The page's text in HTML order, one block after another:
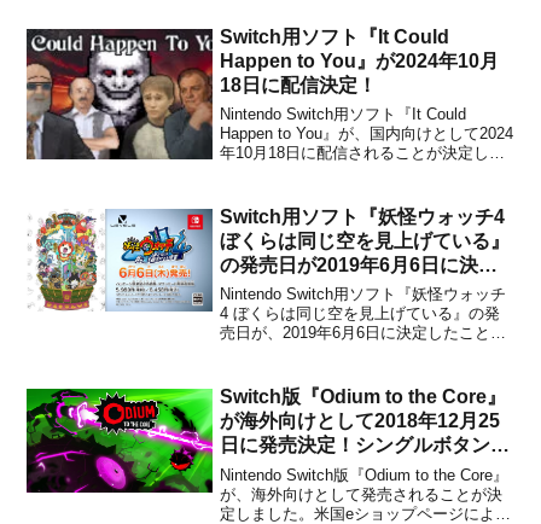
ームです。プレイ可能な4つのゾーンがあ
り、どれにも独自の仕掛...
Switch用ソフト『It Could
Happen to You』が2024年10月
18日に配信決定！
Nintendo Switch用ソフト『It Could
Happen to You』が、国内向けとして2024
年10月18日に配信されることが決定しま
発者のグループPixel Noire Gamesに...
Switch用ソフト『妖怪ウォッチ4
ぼくらは同じ空を見上げている』
の発売日が2019年6月6日に決
定！PVが公開
Nintendo Switch用ソフト『妖怪ウォッチ
4 ぼくらは同じ空を見上げている』の発
売日が、2019年6月6日に決定したことが
ッケージ版も用意されており、パッケー
ジ版の数量限定封入特典は、「ジバニ
ャ...
Switch版『Odium to the Core』
が海外向けとして2018年12月25
日に発売決定！シングルボタンで
遊べる音楽ベースの挑戦的な横ス
クロールアクションゲーム
Nintendo Switch版『Odium to the Core』
が、海外向けとして発売されることが決
定しました。米国eショップページによる